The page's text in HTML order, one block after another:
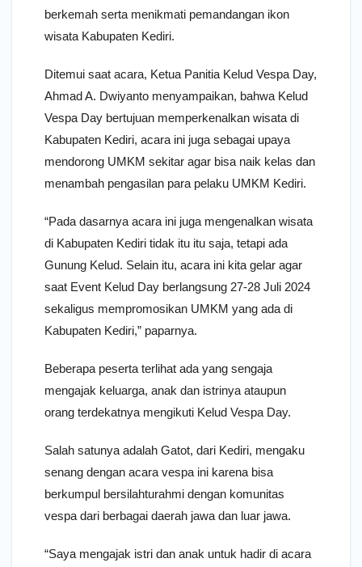
berkemah serta menikmati pemandangan ikon
wisata Kabupaten Kediri.
Ditemui saat acara, Ketua Panitia Kelud Vespa Day,
Ahmad A. Dwiyanto menyampaikan, bahwa Kelud
Vespa Day bertujuan memperkenalkan wisata di
Kabupaten Kediri, acara ini juga sebagai upaya
mendorong UMKM sekitar agar bisa naik kelas dan
menambah pengasilan para pelaku UMKM Kediri.
“Pada dasarnya acara ini juga mengenalkan wisata
di Kabupaten Kediri tidak itu itu saja, tetapi ada
Gunung Kelud. Selain itu, acara ini kita gelar agar
saat Event Kelud Day berlangsung 27-28 Juli 2024
sekaligus mempromosikan UMKM yang ada di
Kabupaten Kediri,” paparnya.
Beberapa peserta terlihat ada yang sengaja
mengajak keluarga, anak dan istrinya ataupun
orang terdekatnya mengikuti Kelud Vespa Day.
Salah satunya adalah Gatot, dari Kediri, mengaku
senang dengan acara vespa ini karena bisa
berkumpul bersilahturahmi dengan komunitas
vespa dari berbagai daerah jawa dan luar jawa.
“Saya mengajak istri dan anak untuk hadir di acara